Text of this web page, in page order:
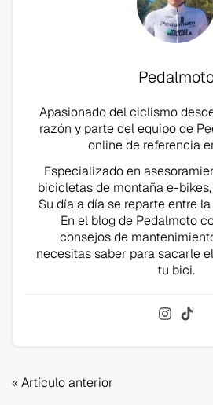
Apasionado del ciclismo
razón y parte del equipo de
online de referencia
Especializado en
bicicletas de montaña e-
Su día a día se reparte entre
En el blog de Pedalmoto
consejos de
necesitas saber para sacarle
tu bici.
Navegación
« Artículo anterior